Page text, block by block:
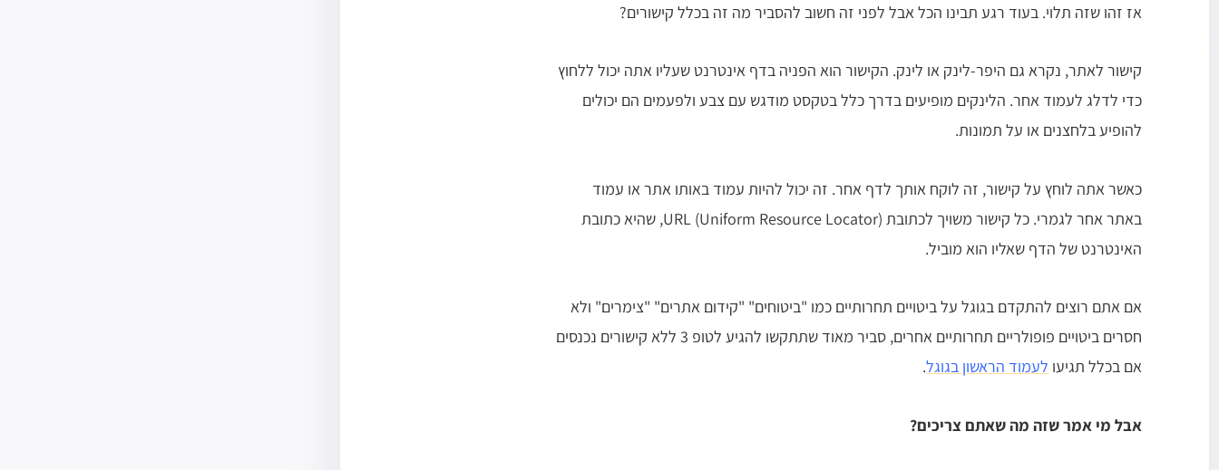
אז זהו שזה תלוי. בעוד רגע תבינו הכל אבל לפני זה חשוב להסביר מה זה בכלל קישורים?
קישור לאתר, נקרא גם היפר-לינק או לינק. הקישור הוא הפניה בדף אינטרנט שעליו אתה יכול ללחוץ
כדי לדלג לעמוד אחר. הלינקים מופיעים בדרך כלל בטקסט מודגש עם צבע ולפעמים הם יכולים
להופיע בלחצנים או על תמונות.
כאשר אתה לוחץ על קישור, זה לוקח אותך לדף אחר. זה יכול להיות עמוד באותו אתר או עמוד
באתר אחר לגמרי. כל קישור משויך לכתובת URL (Uniform Resource Locator), שהיא כתובת
האינטרנט של הדף שאליו הוא מוביל.
אם אתם רוצים להתקדם בגוגל על ביטויים תחרותיים כמו "ביטוחים" "קידום אתרים" "צימרים" ולא
חסרים ביטויים פופולריים תחרותיים אחרים, סביר מאוד שתתקשו להגיע לטופ 3 ללא קישורים נכנסים
אם בכלל תגיעו לעמוד הראשון בגוגל.
אבל מי אמר שזה מה שאתם צריכים?